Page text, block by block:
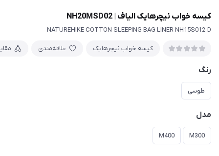
کیسه خواب نیچرهایک الیاف | NH20MSD02
NATUREHIKE COTTON SLEEPING BAG LINER NH15S012-D
کیسه خواب نیچرهایک علاقه‌مندی
رنگ
طوسی
مدل
M300
M400